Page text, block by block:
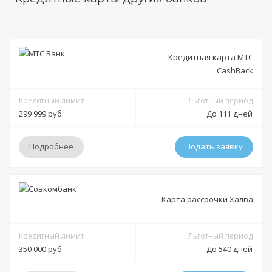
Кредитная карта МТС
CashBack
Кредитный лимит
299 999 руб.
Льготный период
До 111 дней
Подробнее Подать заявку
Условия
Получение:
в отделении
доставка на дом курьером
Карта рассрочки Халва
Кредитный лимит
350 000 руб.
Льготный период
До 540 дней